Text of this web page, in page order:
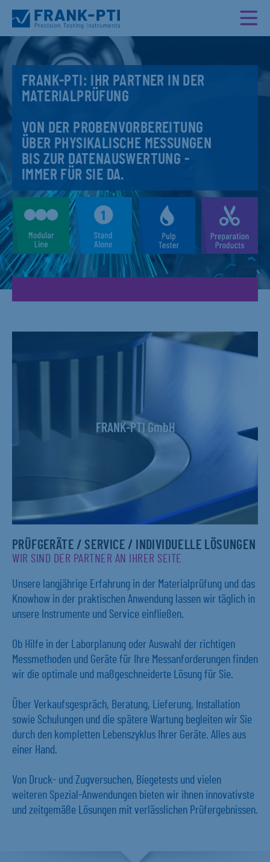
FRANK-PTI: IHR PARTNER IN DER
MATERIALPRÜFUNG
VON DER PROBENVORBEREITUNG
ÜBER PHYSIKALISCHE MESSUNGEN
BIS ZUR DATENAUSWERTUNG -
IMMER FÜR SIE DA.
FRANK-PTI GmbH
PRÜFGERÄTE / SERVICE / INDIVIDUELLE LÖSUNGEN
WIR SIND DER PARTNER AN IHRER SEITE
Unsere langjährige Erfahrung in der Materialprüfung und das
Knowhow in der praktischen Anwendung lassen wir täglich in
unsere Instrumente und Service einfließen.
Ob Hilfe in der Laborplanung oder Auswahl der richtigen
Messmethoden und Geräte für Ihre Messanforderungen finden
wir die optimale und maßgeschneiderte Lösung für Sie.
Über Verkaufsgespräch, Beratung, Lieferung, Installation
sowie Schulungen und die spätere Wartung begleiten wir Sie
durch den kompletten Lebenszyklus Ihrer Geräte. Alles aus
einer Hand.
Von Druck- und Zugversuchen, Biegetests und vielen
weiteren Spezial-Anwendungen bieten wir ihnen innovativste
und zeitgemäße Lösungen mit verlässlichen Prüfergebnissen.